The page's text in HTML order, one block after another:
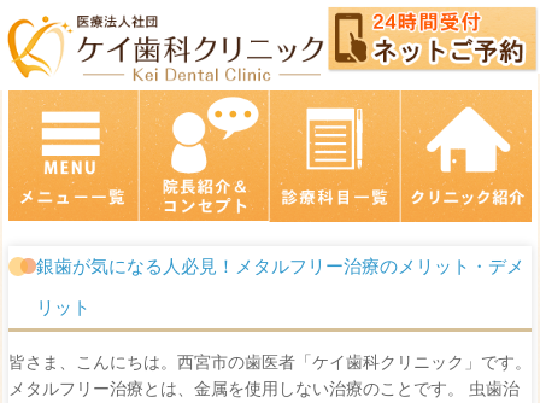
銀歯が気になる人必見！メタルフリー治療のメリット・デメ
リット
皆さま、こんにちは。西宮市の歯医者「ケイ歯科クリニック」です。
メタルフリー治療とは、金属を使用しない治療のことです。 虫歯治